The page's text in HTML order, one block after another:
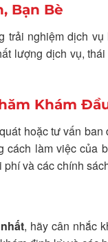
Bạn Bè
nghiệm dịch
lượng dịch vụ,
Khám
hoặc tư vấn
làm việc của
và các chính
, hãy cân nhắc